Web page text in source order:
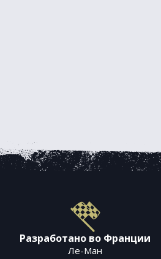
Разработано во Франции
Ле-Ман